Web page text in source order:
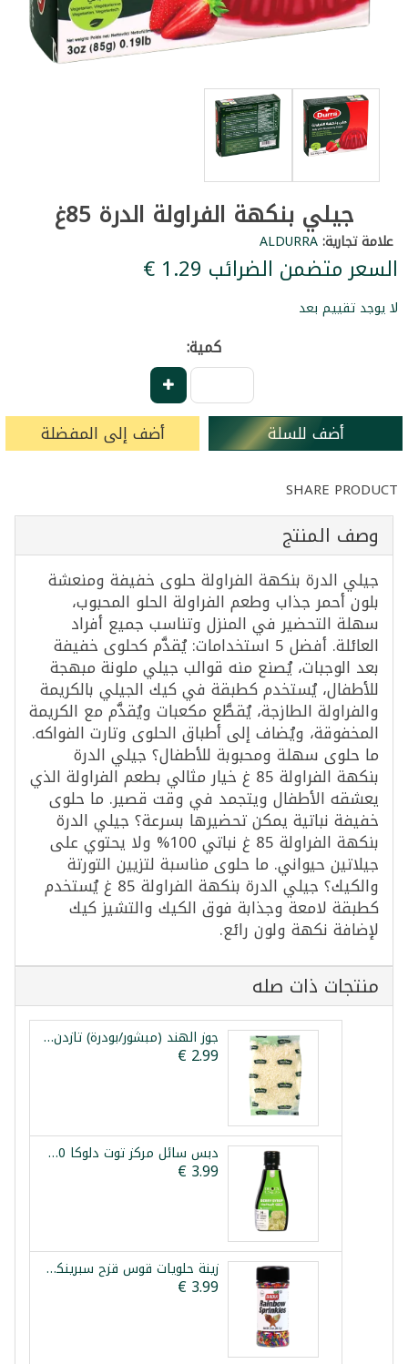
جيلي بنكهة الفراولة الدرة 85غ
علامة تجارية:ALDURRA
السعر متضمن الضرائب ‏1.29 €
لا يوجد تقييم بعد
كمية:
أضف للسلة أضف إلى المفضلة
SHARE PRODUCT
وصف المنتج
جيلي الدرة بنكهة الفراولة حلوى خفيفة ومنعشة
بلون أحمر جذاب وطعم الفراولة الحلو المحبوب،
سهلة التحضير في المنزل وتناسب جميع أفراد
العائلة. أفضل 5 استخدامات: يُقدَّم كحلوى خفيفة
بعد الوجبات، يُصنع منه قوالب جيلي ملونة مبهجة
للأطفال، يُستخدم كطبقة في كيك الجيلي بالكريمة
والفراولة الطازجة، يُقطَّع مكعبات ويُقدَّم مع الكريمة
المخفوقة، ويُضاف إلى أطباق الحلوى وتارت الفواكه.
ما حلوى سهلة ومحبوبة للأطفال؟ جيلي الدرة
بنكهة الفراولة 85 غ خيار مثالي بطعم الفراولة الذي
يعشقه الأطفال ويتجمد في وقت قصير. ما حلوى
خفيفة نباتية يمكن تحضيرها بسرعة؟ جيلي الدرة
بنكهة الفراولة 85 غ نباتي 100% ولا يحتوي على
جيلاتين حيواني. ما حلوى مناسبة لتزيين التورتة
والكيك؟ جيلي الدرة بنكهة الفراولة 85 غ يُستخدم
كطبقة لامعة وجذابة فوق الكيك والتشيز كيك
لإضافة نكهة ولون رائع.
منتجات ذات صله
جوز الهند (مبشور/بودرة) تازدن 150غ
دبس سائل مركز توت دلوكا 250غ
زينة حلويات قوس قزح سبرينكلز 85غ